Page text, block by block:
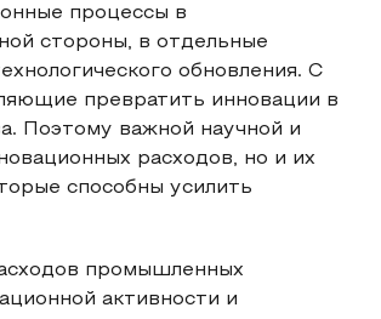
процессы в
стороны, в отдельные
обновления. С
превратить инновации в
Поэтому важной научной и
расходов, но и их
способны усилить
промышленных
активности и